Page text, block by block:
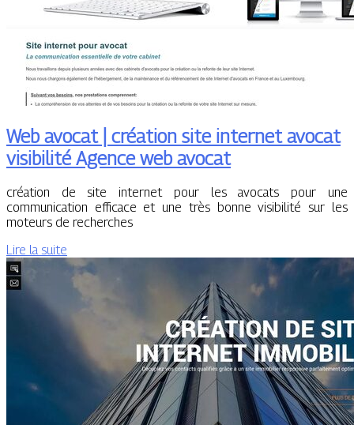
Web avocat | création site internet avocat
visibilité Agence web avocat
création de site internet pour les avocats pour une
communication efficace et une très bonne visibilité sur les
moteurs de recherches
Lire la suite